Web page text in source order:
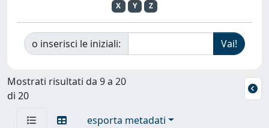
X
Y Z
o inserisci le iniziali:
Mostrati risultati da 9 a 20
di 20
esporta metadati